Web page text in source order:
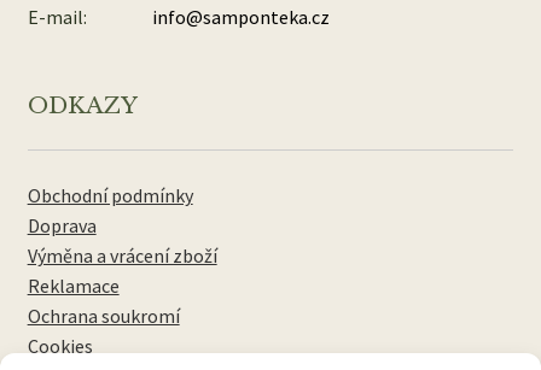
E-mail:
info@samponteka.cz
ODKAZY
Obchodní podmínky
Doprava
Výměna a vrácení zboží
Reklamace
Ochrana soukromí
Cookies